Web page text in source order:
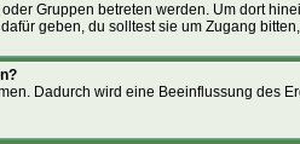
Gruppen betreten werden. Um dort
geben, du solltest sie um Zugang
Dadurch wird eine Beeinflussung des